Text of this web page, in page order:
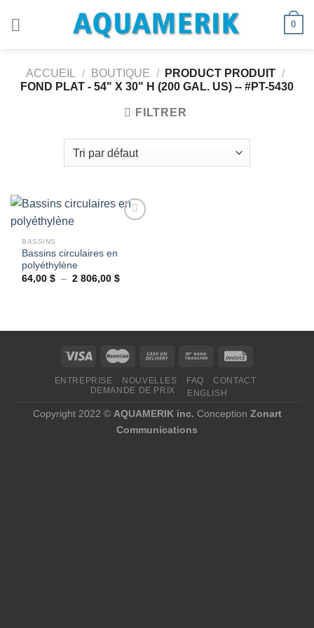
0
ACCUEIL / BOUTIQUE / PRODUCT PRODUIT /
FOND PLAT - 54" X 30" H (200 GAL. US) -- #PT-5430
FILTRER
Ajouter
wishlist
BASSINS
Bassins circulaires en
polyéthylène
64,00$ – 2 806,00$Plage
806,00 $
ENTREPRISE NOUVELLES FAQ
CONTACT
DEMANDE DE PRIX
ENGLISH
Copyright 2022 © AQUAMERIK inc. Conception Zonart
Communications